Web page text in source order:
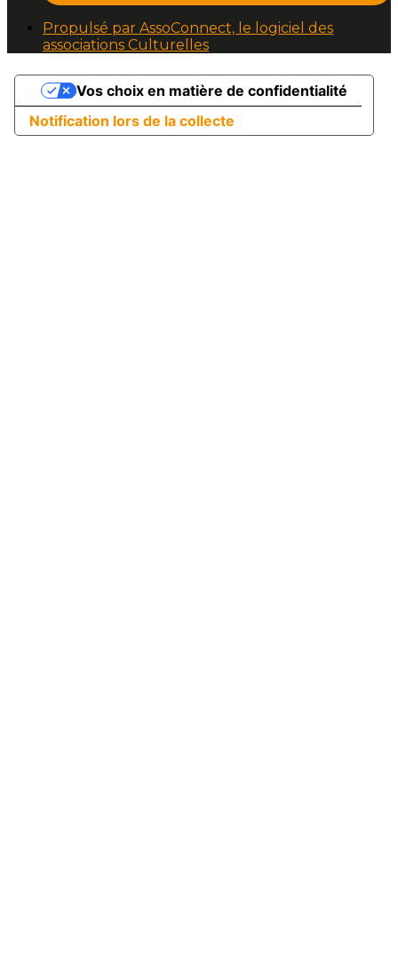
Propulsé par AssoConnect, le logiciel des
associations Culturelles
Notification lors de la collecte
Vos choix en matière de confidentialité